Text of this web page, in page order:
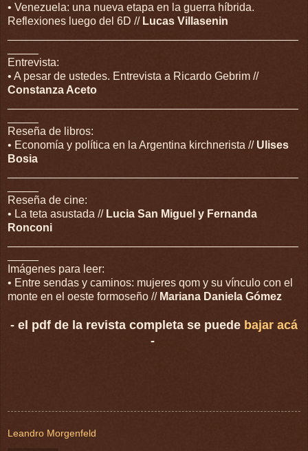
• Venezuela: una nueva etapa en la guerra híbrida.
Reflexiones luego del 6D // Lucas Villasenin
Entrevista:
• A pesar de ustedes. Entrevista a Ricardo Gebrim //
Constanza Aceto
Reseña de libros:
• Economía y política en la Argentina kirchnerista // Ulises
Bosia
Reseña de cine:
• La teta asustada // Lucia San Miguel y Fernanda
Ronconi
Imágenes para leer:
• Entre sendas y caminos: mujeres qom y su vínculo con el
monte en el oeste formoseño // Mariana Daniela Gómez
- el pdf de la revista completa se puede bajar acá
-
Leandro Morgenfeld